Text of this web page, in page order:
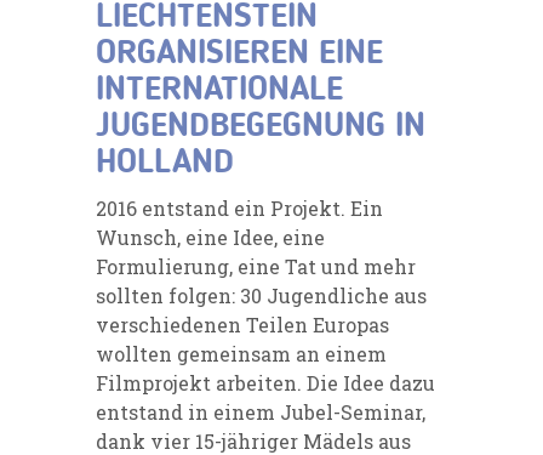
LIECHTENSTEIN
ORGANISIEREN EINE
INTERNATIONALE
JUGENDBEGEGNUNG IN
HOLLAND
2016 entstand ein Projekt. Ein
Wunsch, eine Idee, eine
Formulierung, eine Tat und mehr
sollten folgen: 30 Jugendliche aus
verschiedenen Teilen Europas
wollten gemeinsam an einem
Filmprojekt arbeiten. Die Idee dazu
entstand in einem Jubel-Seminar,
dank vier 15-jähriger Mädels aus